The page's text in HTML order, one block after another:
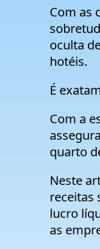
Com as
oculta
hotéis.
É
Com a
quarto
Neste
receitas
lucro
as